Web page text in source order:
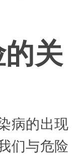
关
病的出现
们与危险